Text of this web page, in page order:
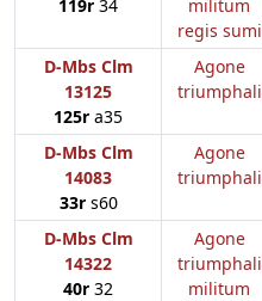
119r 34
militum
regis sumi
D-Mbs Clm
13125
125r a35
Agone
triumphali
D-Mbs Clm
14083
33rs60
Agone
triumphali
D-Mbs Clm
14322
40r 32
Agone
triumphali
militum